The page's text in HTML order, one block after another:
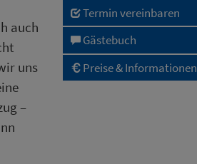
auch
uns
–
Termin vereinbaren
Gästebuch
Preise & Informationen